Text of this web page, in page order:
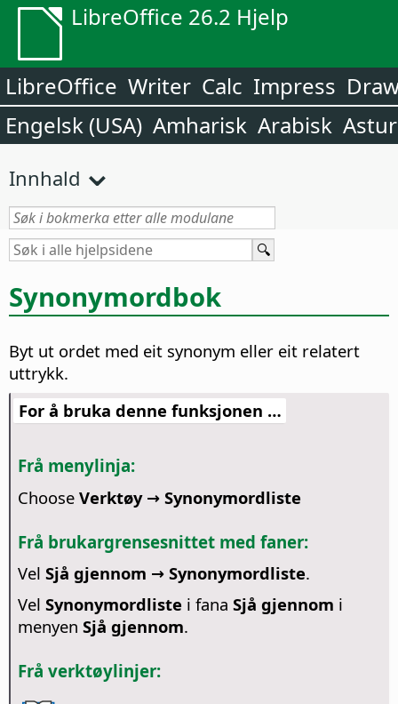
LibreOffice 26.2 Hjelp
LibreOffice Writer Calc Impress
Engelsk (USA) Amharisk Arabisk
Innhald
Synonymordbok
Byt ut ordet med eit synonym eller eit relatert
uttrykk.
For å bruka denne funksjonen …
Frå menylinja:
Choose Verktøy → Synonymordliste
Frå brukargrensesnittet med faner:
Vel Sjå gjennom → Synonymordliste.
Vel Synonymordliste i fana Sjå gjennom i
menyen Sjå gjennom.
Frå verktøylinjer: